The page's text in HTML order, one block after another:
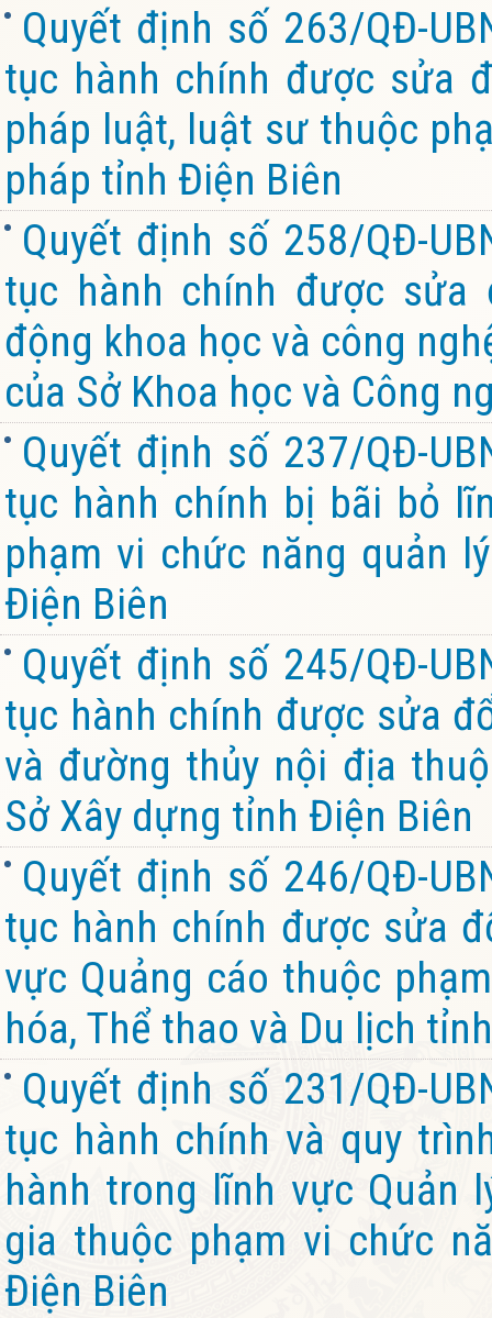
Quyết định số 263/QĐ-
tục hành chính được sửa
pháp luật, luật sư thuộc
pháp tỉnh Điện Biên
Quyết định số 258/QĐ-
tục hành chính được
động khoa học và công
của Sở Khoa học và Công
Quyết định số 237/QĐ-
tục hành chính bị bãi bỏ
phạm vi chức năng quản
Điện Biên
Quyết định số 245/QĐ-
tục hành chính được sửa
và đường thủy nội địa
Sở Xây dựng tỉnh Điện Biên
Quyết định số 246/QĐ-
tục hành chính được sửa
vực Quảng cáo thuộc
hóa, Thể thao và Du lịch
Quyết định số 231/QĐ-
tục hành chính và quy
hành trong lĩnh vực Quản
gia thuộc phạm vi chức
Điện Biên